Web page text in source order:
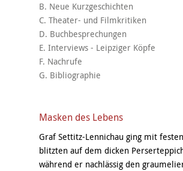
B. Neue Kurzgeschichten
C. Theater- und Filmkritiken
D. Buchbesprechungen
E. Interviews - Leipziger Köpfe
F. Nachrufe
G. Bibliographie
Masken des Lebens
Graf Settitz-Lennichau ging mit
blitzten auf dem dicken
während er nachlässig den